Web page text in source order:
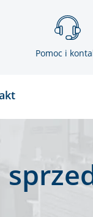
Pomoc i